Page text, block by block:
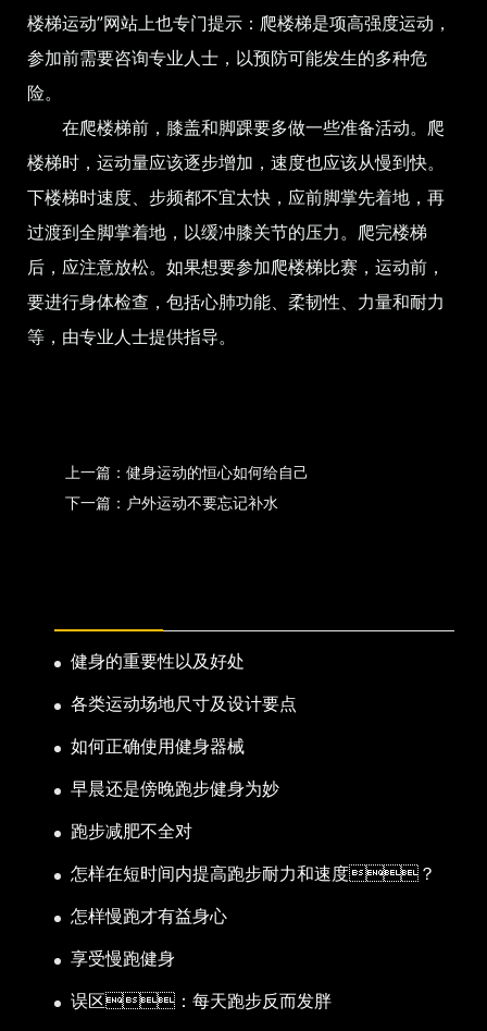
楼梯运动”网站上也专门提示：爬楼梯是项高强度运动，
参加前需要咨询专业人士，以预防可能发生的多种危
险。
在爬楼梯前，膝盖和脚踝要多做一些准备活动。爬
楼梯时，运动量应该逐步增加，速度也应该从慢到快。
下楼梯时速度、步频都不宜太快，应前脚掌先着地，再
过渡到全脚掌着地，以缓冲膝关节的压力。爬完楼梯
后，应注意放松。如果想要参加爬楼梯比赛，运动前，
要进行身体检查，包括心肺功能、柔韧性、力量和耐力
等，由专业人士提供指导。
上一篇：健身运动的恒心如何给自己
下一篇：户外运动不要忘记补水
健身的重要性以及好处
各类运动场地尺寸及设计要点
如何正确使用健身器械
早晨还是傍晚跑步健身为妙
跑步减肥不全对
怎样在短时间内提高跑步耐力和速度？
怎样慢跑才有益身心
享受慢跑健身
误区：每天跑步反而发胖